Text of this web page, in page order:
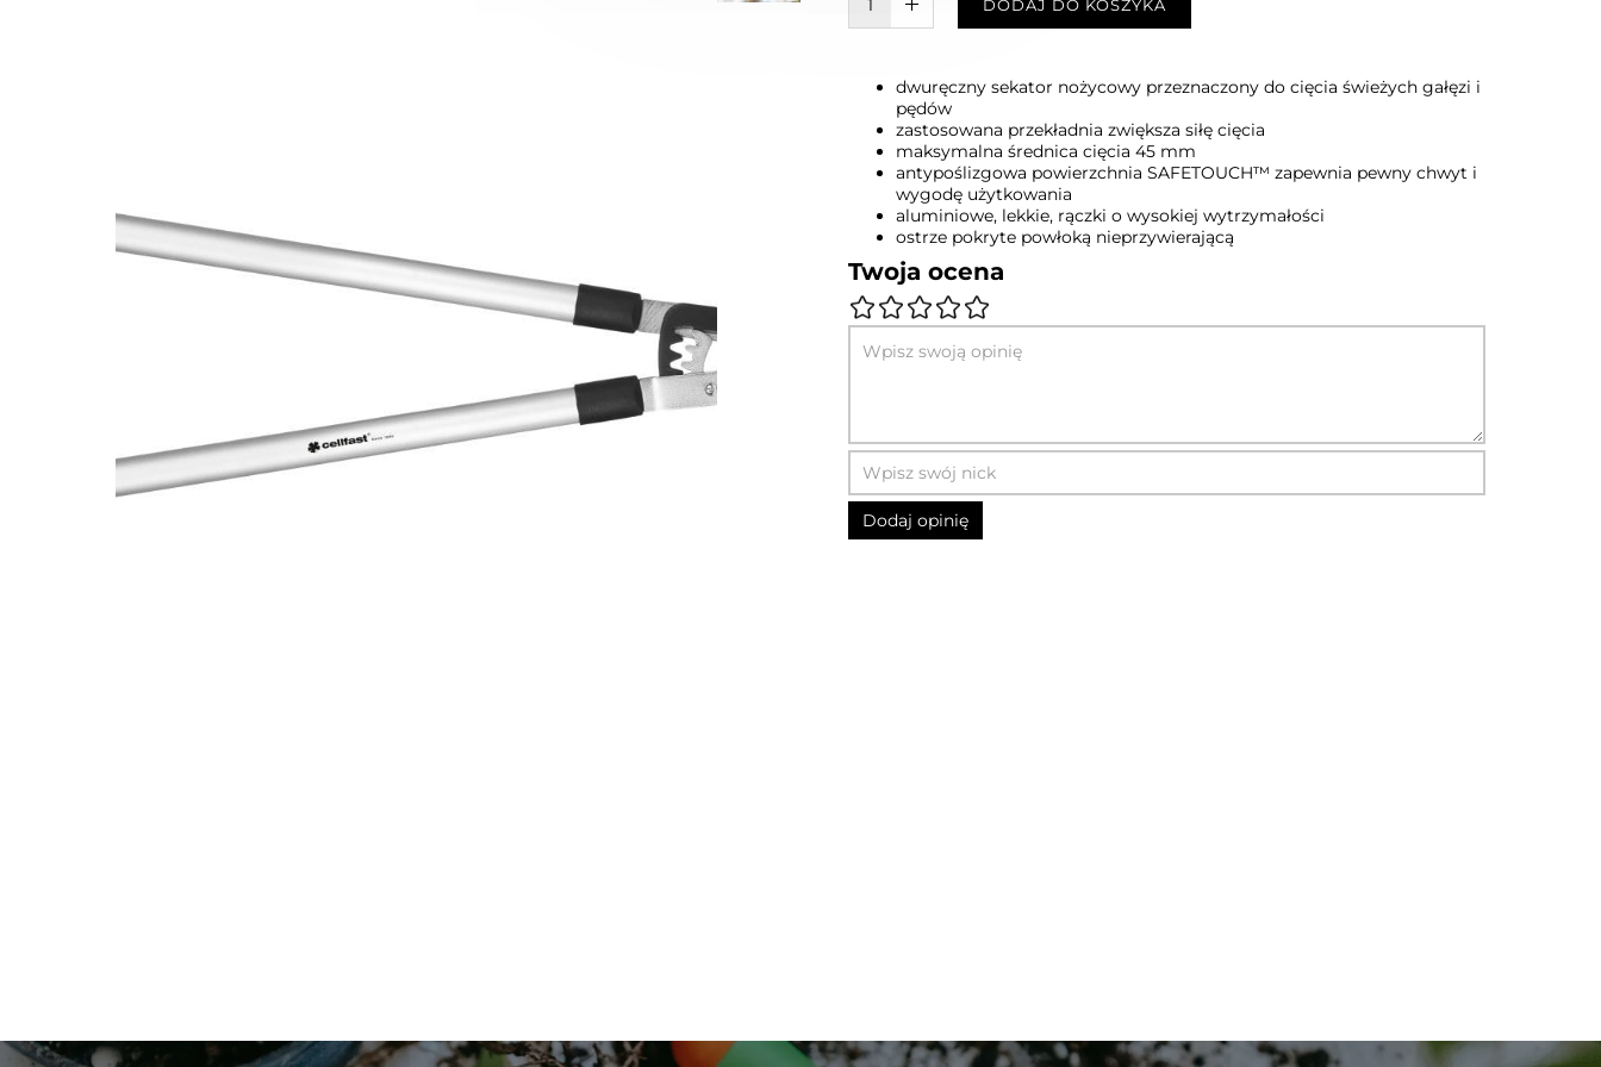
W KOSZYKU :)DODAJ DO KOSZYKA
dwuręczny sekator nożycowy przeznaczony do cięcia świeżych gałęzi i
pędów
zastosowana przekładnia zwiększa siłę cięcia
maksymalna średnica cięcia 45 mm
antypoślizgowa powierzchnia SAFETOUCH™ zapewnia pewny chwyt i
wygodę użytkowania
aluminiowe, lekkie, rączki o wysokiej wytrzymałości
ostrze pokryte powłoką nieprzywierającą
Twoja ocena